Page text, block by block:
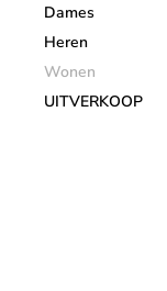
Dames
Heren
Wonen
UITVERKOOP